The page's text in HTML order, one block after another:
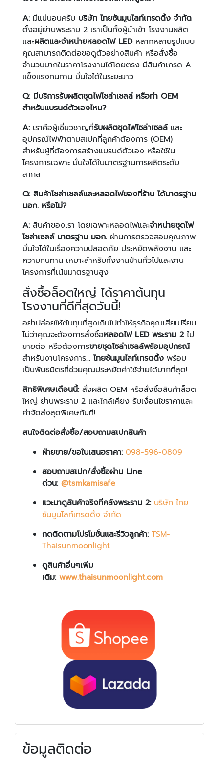
A: มีแน่นอนครับ บริษัท ไทยซันมูนไลท์เทรดดิ้ง จำกัด
ตั้งอยู่ย่านพระราม 2 เราเป็นทั้งผู้นำเข้า โรงงานผลิต
และผลิตและจำหน่ายหลอดไฟ LEDหลากหลายรูปแบบ
คุณสามารถติดต่อขอดูตัวอย่างสินค้า หรือสั่งซื้อ
จำนวนมากในราคาโรงงานได้โดยตรง มีสินค้าเกรด A
แข็งแรงทนทาน มั่นใจได้ในระยะยาว
Q: มีบริการรับผลิตชุดไฟโซล่าเซลล์ หรือทำ OEM
สำหรับแบรนด์ตัวเองไหม?
A: เราคือผู้เชี่ยวชาญที่รับผลิตชุดไฟโซล่าเซลล์และ
อุปกรณ์ไฟฟ้าตามสเปกที่ลูกค้าต้องการ (OEM)
สำหรับผู้ที่ต้องการสร้างแบรนด์ตัวเอง หรือใช้ใน
โครงการเฉพาะ มั่นใจได้ในมาตรฐานการผลิตระดับ
สากล
Q: สินค้าโซล่าเซลล์และหลอดไฟของที่ร้าน ได้มาตรฐาน
มอก. หรือไม่?
A: สินค้าของเรา โดยเฉพาะหลอดไฟและจำหน่ายชุดไฟ
โซล่าเซลล์ มาตรฐาน มอก. ผ่านการตรวจสอบคุณภาพ
มั่นใจได้ในเรื่องความปลอดภัย ประหยัดพลังงาน และ
ความทนทาน เหมาะสำหรับทั้งงานบ้านทั่วไปและงาน
โครงการที่เน้นมาตรฐานสูง
สั่งซื้อล็อตใหญ่ ได้ราคาต้นทุน
โรงงานที่ดีที่สุดวันนี้!
อย่าปล่อยให้ต้นทุนที่สูงเกินไปทำให้ธุรกิจคุณเสียเปรียบ
ไม่ว่าคุณจะต้องการสั่งซื้อหลอดไฟ LED พระราม 2ไป
ขายต่อ หรือต้องการขายชุดโซล่าเซลล์พร้อมอุปกรณ์
สำหรับงานโครงการ... ไทยซันมูนไลท์เทรดดิ้ง พร้อม
เป็นพันธมิตรที่ช่วยคุณประหยัดค่าใช้จ่ายได้มากที่สุด!
สิทธิพิเศษเดือนนี้: สั่งผลิต OEM หรือสั่งซื้อสินค้าล็อต
ใหญ่ ย่านพระราม 2 และใกล้เคียง รับเงื่อนไขราคาและ
ค่าจัดส่งสุดพิเศษทันที!
สนใจติดต่อสั่งซื้อ/สอบถามสเปกสินค้า
ฝ่ายขาย/ขอใบเสนอราคา: 098-596-0809
สอบถามสเปก/สั่งซื้อผ่าน Line
ด่วน: @tsmkamisafe
แวะมาดูสินค้าจริงที่คลังพระราม 2: บริษัท ไทย
ซันมูนไลท์เทรดดิ้ง จำกัด
กดติดตามโปรโมชั่นและรีวิวลูกค้า: TSM-
Thaisunmoonlight
ดูสินค้าอื่นๆเพิ่ม
เติม: www.thaisunmoonlight.com
ข้อมูลติดต่อ